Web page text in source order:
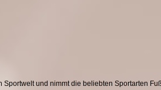
und nimmt die beliebten Sportarten